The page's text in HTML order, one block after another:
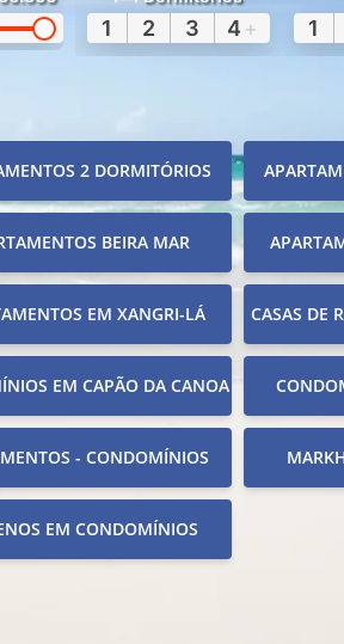
1 2 3 4 + 1
2 DORMITÓRIOS
BEIRA MAR
EM XANGRI-LÁ CASAS DE
EM CAPÃO DA CANOA
- CONDOMÍNIOS
EM CONDOMÍNIOS